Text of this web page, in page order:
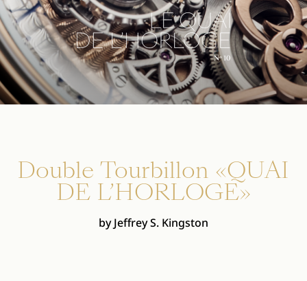
Double Tourbillon «QUAI
DE L’HORLOGE»
by Jeffrey S. Kingston